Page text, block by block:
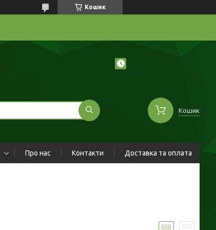
Кошик
Кошик
Про нас Контакти Доставка та оплата